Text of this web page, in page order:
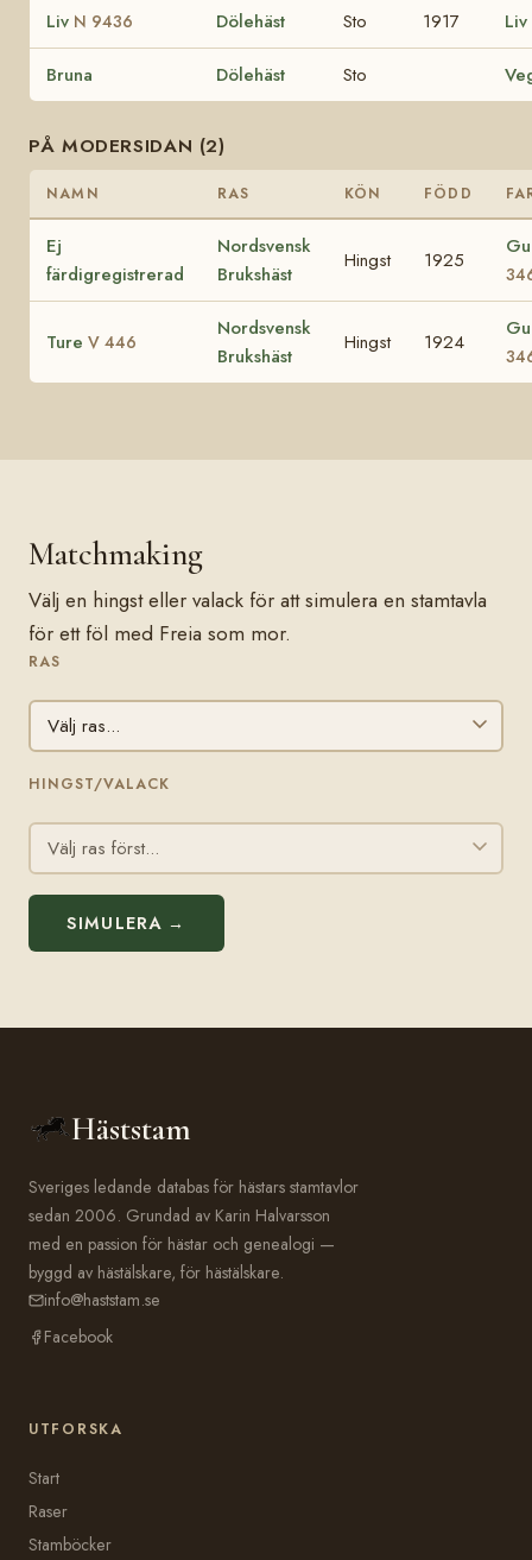
Liv N 9436 Dölehäst Sto 1917 Liv
Bruna Dölehäst Sto
PÅ MODERSIDAN (2)
NAMN RAS KÖN FÖDD
Ej
färdigregistrerad
Nordsvensk
Brukshäst
Hingst 1925
Ture V 446
Nordsvensk
Brukshäst
Hingst 1924
Matchmaking
Välj en hingst eller valack för att simulera en stamtavla
för ett föl med Freia som mor.
RAS
HINGST/VALACK
SIMULERA →
Häststam
Sveriges ledande databas för hästars stamtavlor
sedan 2006. Grundad av Karin Halvarsson
med en passion för hästar och genealogi —
byggd av hästälskare, för hästälskare.
info@haststam.se
Facebook
UTFORSKA
Start
Raser
Stamböcker